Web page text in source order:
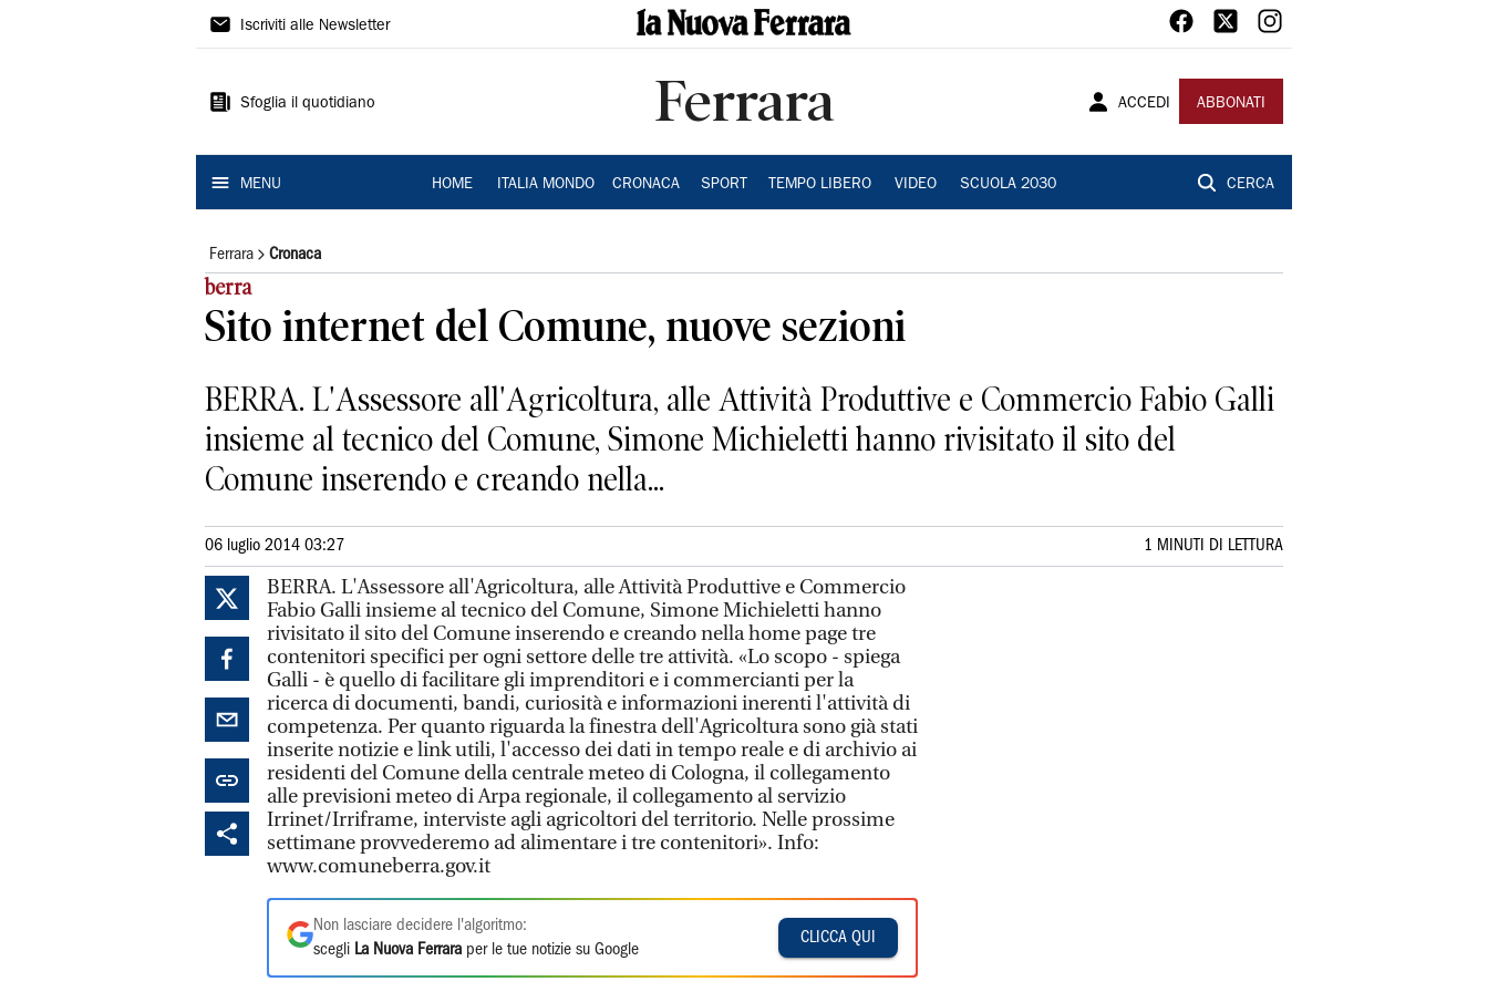
La
Ferrara
Iscriviti alle Newsletter
Sfoglia il quotidiano Ferrara ACCEDI ABBONATI
MENU HOME ITALIA MONDO CRONACA SPORT TEMPO LIBERO VIDEO SCUOLA 2030 CERCA
Ferrara Cronaca
berra
Sito internet del Comune, nuove sezioni
BERRA. L'Assessore all'Agricoltura, alle Attività Produttive e Commercio Fabio Galli
insieme al tecnico del Comune, Simone Michieletti hanno rivisitato il sito del
Comune inserendo e creando nella...
06 luglio 2014 03:27 1 MINUTI DI LETTURA
BERRA. L'Assessore all'Agricoltura, alle Attività Produttive e Commercio
Fabio Galli insieme al tecnico del Comune, Simone Michieletti hanno
rivisitato il sito del Comune inserendo e creando nella home page tre
contenitori specifici per ogni settore delle tre attività. «Lo scopo - spiega
Galli - è quello di facilitare gli imprenditori e i commercianti per la
ricerca di documenti, bandi, curiosità e informazioni inerenti l'attività di
competenza. Per quanto riguarda la finestra dell'Agricoltura sono già stati
inserite notizie e link utili, l'accesso dei dati in tempo reale e di archivio ai
residenti del Comune della centrale meteo di Cologna, il collegamento
alle previsioni meteo di Arpa regionale, il collegamento al servizio
Irrinet/Irriframe, interviste agli agricoltori del territorio. Nelle prossime
settimane provvederemo ad alimentare i tre contenitori». Info:
www.comuneberra.gov.it
Non lasciare decidere l'algoritmo:
scegli La Nuova Ferrara per le tue notizie su Google
CLICCA QUI